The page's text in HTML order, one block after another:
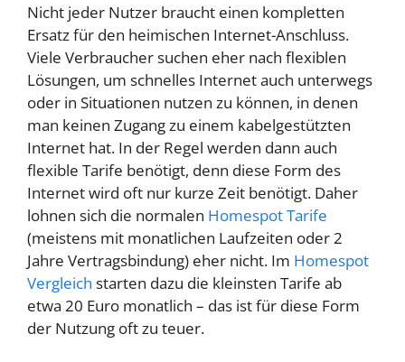
Nicht jeder Nutzer braucht einen kompletten
Ersatz für den heimischen Internet-Anschluss.
Viele Verbraucher suchen eher nach flexiblen
Lösungen, um schnelles Internet auch unterwegs
oder in Situationen nutzen zu können, in denen
man keinen Zugang zu einem kabelgestützten
Internet hat. In der Regel werden dann auch
flexible Tarife benötigt, denn diese Form des
Internet wird oft nur kurze Zeit benötigt. Daher
lohnen sich die normalen Homespot Tarife
(meistens mit monatlichen Laufzeiten oder 2
Jahre Vertragsbindung) eher nicht. Im Homespot
Vergleich starten dazu die kleinsten Tarife ab
etwa 20 Euro monatlich – das ist für diese Form
der Nutzung oft zu teuer.